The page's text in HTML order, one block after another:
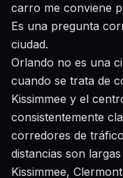
carro me conviene
Es una pregunta
ciudad.
Orlando no es una
cuando se trata de
Kissimmee y el
consistentemente
corredores de
distancias son
Kissimmee,